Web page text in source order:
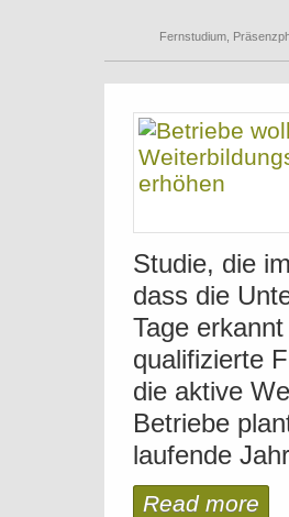
Fernstudium
Studie, die
dass die
Tage
qualifizierte
die aktive
Betriebe
laufende
Read more